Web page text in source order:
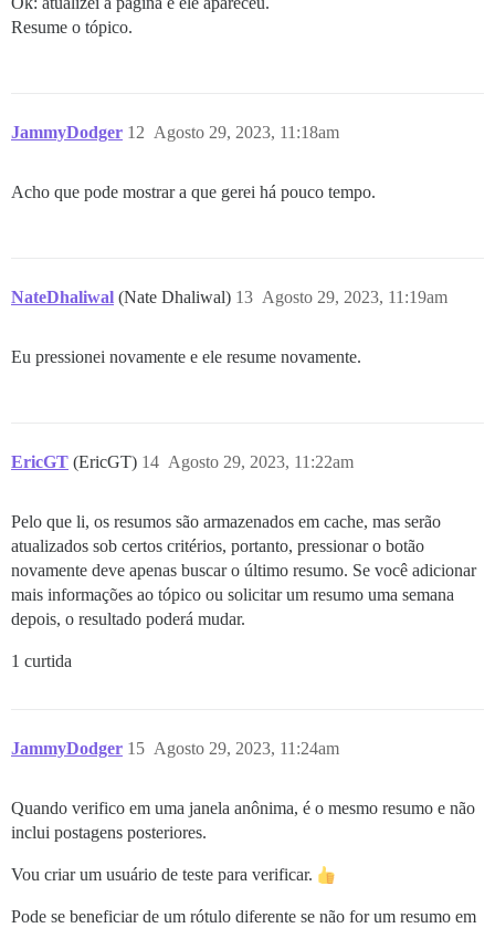
Resume o tópico.
JammyDodger Agosto 29, 2023, 11:18am
12
Acho que pode mostrar a que gerei há pouco tempo.
NateDhaliwal (Nate Dhaliwal) Agosto 29, 2023, 11:19am
13
Eu pressionei novamente e ele resume novamente.
EricGT (EricGT) Agosto 29, 2023, 11:22am
14
Pelo que li, os resumos são armazenados em cache, mas serão
atualizados sob certos critérios, portanto, pressionar o botão
novamente deve apenas buscar o último resumo. Se você adicionar
mais informações ao tópico ou solicitar um resumo uma semana
depois, o resultado poderá mudar.
1 curtida
JammyDodger Agosto 29, 2023, 11:24am
15
Quando verifico em uma janela anônima, é o mesmo resumo e não
inclui postagens posteriores.
Vou criar um usuário de teste para verificar.
Pode se beneficiar de um rótulo diferente se não for um resumo em